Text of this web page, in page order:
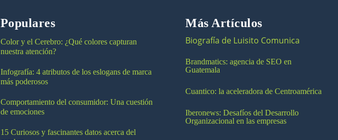
Populares
Color y el Cerebro: ¿Qué colores capturan
nuestra atención?
Infografía: 4 atributos de los eslogans de marca
más poderosos
Comportamiento del consumidor: Una cuestión
de emociones
15 Curiosos y fascinantes datos acerca del
Más Artículos
Biografía de Luisito Comunica
Brandmatics: agencia de SEO en
Guatemala
Cuantico: la aceleradora de Centroamérica
Iberonews: Desafíos del Desarrollo
Organizacional en las empresas